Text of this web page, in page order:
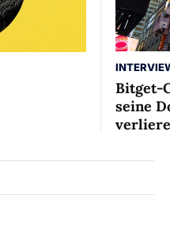
Bitget-
seine